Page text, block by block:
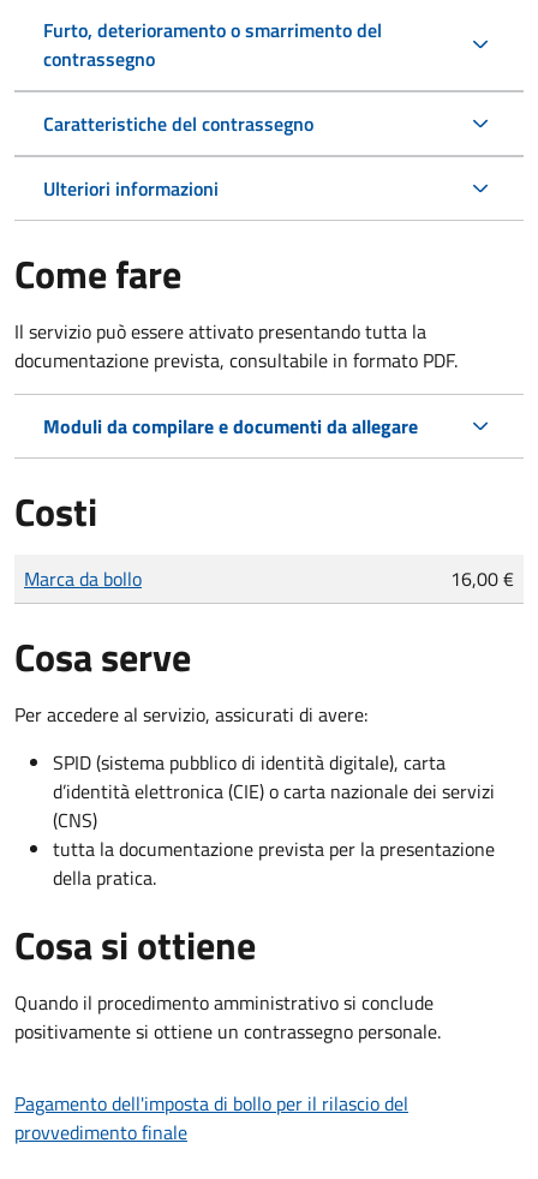
Furto, deterioramento o smarrimento del
contrassegno
Caratteristiche del contrassegno
Ulteriori informazioni
Come fare
Il servizio può essere attivato presentando tutta la
documentazione prevista, consultabile in formato PDF.
Moduli da compilare e documenti da allegare
Costi
Tipo di pagamento
Importo
Marca da bollo 16,00 €
Cosa serve
Per accedere al servizio, assicurati di avere:
SPID (sistema pubblico di identità digitale), carta
d’identità elettronica (CIE) o carta nazionale dei servizi
(CNS)
tutta la documentazione prevista per la presentazione
della pratica.
Cosa si ottiene
Quando il procedimento amministrativo si conclude
positivamente si ottiene un contrassegno personale.
Pagamento dell'imposta di bollo per il rilascio del
provvedimento finale